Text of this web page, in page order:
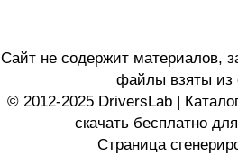
Сайт не содержит материалов,
файлы взяты из
© 2012-2025 DriversLab |
скачать бесплатно
Страница